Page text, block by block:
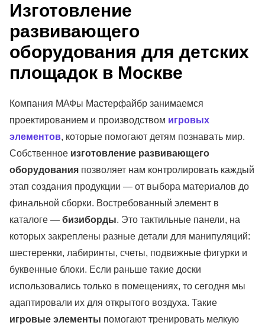
Изготовление
развивающего
оборудования для детских
площадок в Москве
Компания МАФы Мастерфайбр занимаемся
проектированием и производством игровых
элементов, которые помогают детям познавать мир.
Собственное изготовление развивающего
оборудования позволяет нам контролировать каждый
этап создания продукции — от выбора материалов до
финальной сборки. Востребованный элемент в
каталоге — бизиборды. Это тактильные панели, на
которых закреплены разные детали для манипуляций:
шестеренки, лабиринты, счеты, подвижные фигурки и
буквенные блоки. Если раньше такие доски
использовались только в помещениях, то сегодня мы
адаптировали их для открытого воздуха. Такие
игровые элементы помогают тренировать мелкую